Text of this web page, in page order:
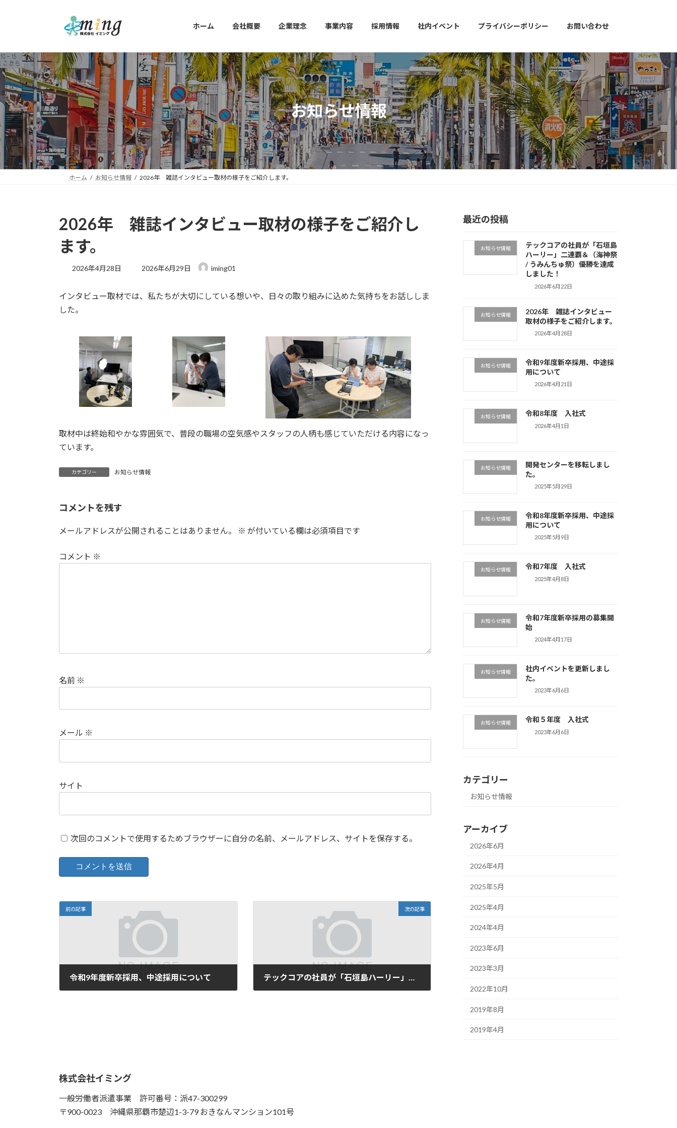
ツ
へ
ス
キ
ッ
プ
シ
ョ
ン
に
移
動
ホーム 会社概要 企業理念 事業内容 採用情報 社内イベント プライバシーポリシー お問い合わせ
お知らせ情報
ホーム お知らせ情報 2026年 雑誌インタビュー取材の様子をご紹介します。
2026年 雑誌インタビュー取材の様子をご紹介し
ます。
2026年4月28日
最
新
2026年6月29日 iming01
インタビュー取材では、私たちが大切にしている想いや、日々の取り組みに込めた気持ちをお話ししま
した。
取材中は終始和やかな雰囲気で、普段の職場の空気感やスタッフの人柄も感じていただける内容になっ
ています。
カテゴリー お知らせ情報
コメントを残す
メールアドレスが公開されることはありません。 ※ が付いている欄は必須項目です
コメント ※
名前 ※
メール ※
サイト
次回のコメントで使用するためブラウザーに自分の名前、メールアドレス、サイトを保存する。
前の記事
令和9年度新卒採用、中途採用について
次の記事
最近の投稿
お知らせ情報
テックコアの社員が「石垣島
ハーリー」二連覇＆（海神祭
/ うみんちゅ祭）優勝を達成
しました！
2026年6月22日
お知らせ情報
2026年 雑誌インタビュー
取材の様子をご紹介します。
2026年4月28日
お知らせ情報
令和9年度新卒採用、中途採
用について
2026年4月21日
お知らせ情報 令和8年度 入社式
2026年4月1日
お知らせ情報
開発センターを移転しまし
た。
2025年5月29日
お知らせ情報
令和8年度新卒採用、中途採
用について
2025年5月9日
お知らせ情報 令和7年度 入社式
2025年4月8日
お知らせ情報
令和7年度新卒採用の募集開
始
2024年4月17日
お知らせ情報
社内イベントを更新しまし
た。
2023年6月6日
お知らせ情報 令和５年度 入社式
2023年6月6日
カテゴリー
お知らせ情報
アーカイブ
2026年6月
2026年4月
2025年5月
2025年4月
2024年4月
2023年6月
2023年3月
2022年10月
2019年8月
2019年4月
株式会社イミング
一般労働者派遣事業 許可番号：派47-300299
〒900-0023 沖縄県那覇市楚辺1-3-79 おきなんマンション101号